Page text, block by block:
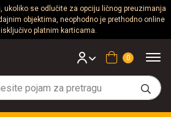
ukoliko se odlučite za opciju ličnog preuzimanja
objektima, neophodno je prethodno online
platnim karticama.
Korpa